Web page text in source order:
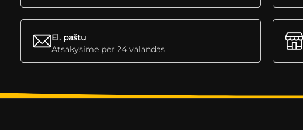
El. paštu
Atsakysime per 24 valandas